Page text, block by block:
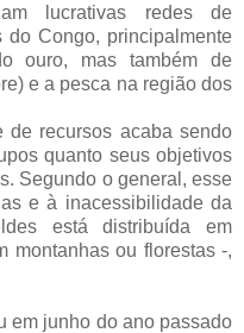
lucrativas redes de
do Congo, principalmente
ouro, mas também de
e a pesca na região dos
de recursos acaba sendo
quanto seus objetivos
Segundo o general, esse
e à inacessibilidade da
está distribuída em
montanhas ou florestas -,
em junho do ano passado